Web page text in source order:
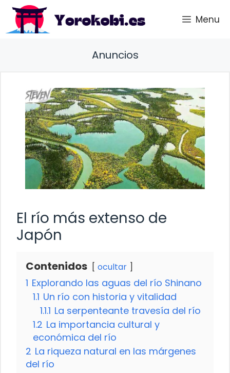
Saltar
contenido
Menu
Anuncios
El río más extenso de
Japón
Contenidos ocultar
1 Explorando las aguas del río Shinano
1.1 Un río con historia y vitalidad
1.1.1 La serpenteante travesía del río
1.2 La importancia cultural y
económica del río
2 La riqueza natural en las márgenes
del río